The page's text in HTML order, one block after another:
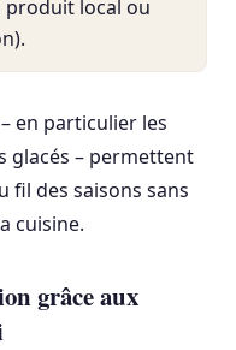
produit local ou
en particulier les
glacés – permettent
fil des saisons sans
cuisine.
grâce aux